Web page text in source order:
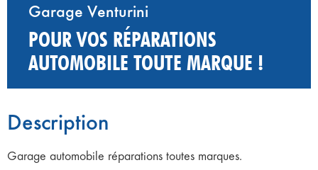
Garage Venturini
POUR VOS RÉPARATIONS
AUTOMOBILE TOUTE MARQUE !
Description
Garage automobile réparations toutes marques.